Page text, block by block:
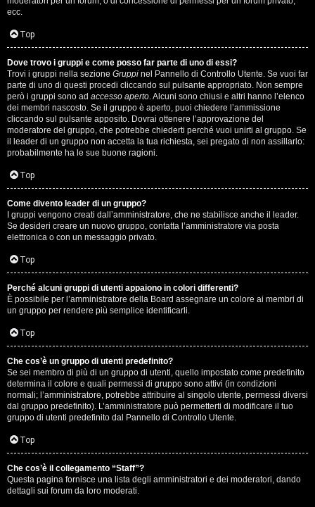
ecc.
Top
Dove trovo i gruppi e come posso far parte di uno di essi?
Trovi i gruppi nella sezione Gruppi nel Pannello di Controllo Utente. Se vuoi far
parte di uno di questi procedi cliccando sul pulsante appropriato. Non sempre
però i gruppi sono ad accesso aperto. Alcuni sono chiusi e altri hanno l’elenco
dei membri nascosto. Se il gruppo è aperto, puoi chiedere l’ammissione
cliccando sul pulsante apposito. Dovrai ottenere l’approvazione del
moderatore del gruppo, che potrebbe chiederti perché vuoi unirti al gruppo. Se
il leader di un gruppo non accetta la tua richiesta, sei pregato di non assillarlo:
probabilmente ha le sue buone ragioni.
Top
Come divento leader di un gruppo?
I gruppi vengono creati dall’amministratore, che ne stabilisce anche il leader.
Se desideri creare un nuovo gruppo, contatta l’amministratore via posta
elettronica o con un messaggio privato.
Top
Perché alcuni gruppi di utenti appaiono in colori differenti?
È possibile per l’amministratore della Board assegnare un colore ai membri di
un gruppo per rendere più semplice identificarli.
Top
Che cos’è un gruppo di utenti predefinito?
Se sei membro di più di un gruppo di utenti, quello impostato come predefinito
determina il colore e quali permessi di gruppo sono attivi (in condizioni
normali; l’amministratore, potrebbe attribuire al singolo utente, permessi diversi
dal gruppo predefinito). L’amministratore può permetterti di modificare il tuo
gruppo di utenti predefinito dal Pannello di Controllo Utente.
Top
Che cos’è il collegamento “Staff”?
Questa pagina fornisce una lista degli amministratori e dei moderatori, dando
dettagli sui forum da loro moderati.
i
c
a
l
i
.
.
.
D
i
t
u
t
t
o
u
n
p
ò